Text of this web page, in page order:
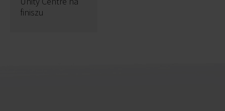
finiszu